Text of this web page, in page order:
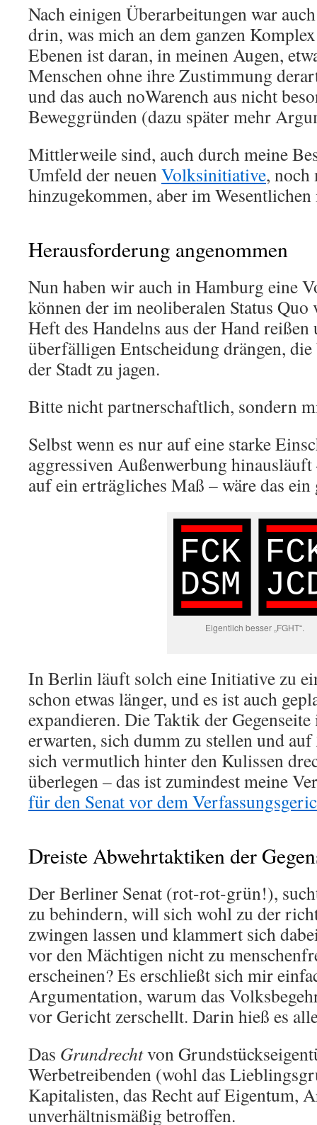
Nach einigen Überarbeitungen war
drin, was mich an dem ganzen
Ebenen ist daran, in meinen Augen,
Menschen ohne ihre Zustimmung
und das auch noWarench aus nicht
Beweggründen (dazu später mehr
Mittlerweile sind, auch durch meine
Umfeld der neuenVolksinitiative, noch
hinzugekommen, aber im
Herausforderung angenommen
Nun haben wir auch in Hamburg eine
können der im neoliberalen Status
Heft des Handelns aus der Hand
überfälligen Entscheidung drängen, die
der Stadt zu jagen.
Bitte nicht partnerschaftlich, sondern
Selbst wenn es nur auf eine starke
aggressiven Außenwerbung
auf ein erträgliches Maß – wäre das
Eigentlich besser „FGHT“.
In Berlin läuft solch eine Initiative zu
schon etwas länger, und es ist auch
expandieren. Die Taktik der
erwarten, sich dumm zu stellen und
sich vermutlich hinter den Kulissen
überlegen – das ist zumindest meine
für den Senat vor dem
Dreiste Abwehrtaktiken der
Der Berliner Senat (rot-rot-grün!),
zu behindern, will sich wohl zu der
zwingen lassen und klammert sich
vor den Mächtigen nicht zu
erscheinen? Es erschließt sich mir
Argumentation, warum das
vor Gericht zerschellt. Darin hieß es
Das Grundrechtvon
Werbetreibenden (wohl das
Kapitalisten, das Recht auf Eigentum,
unverhältnismäßig betroffen.